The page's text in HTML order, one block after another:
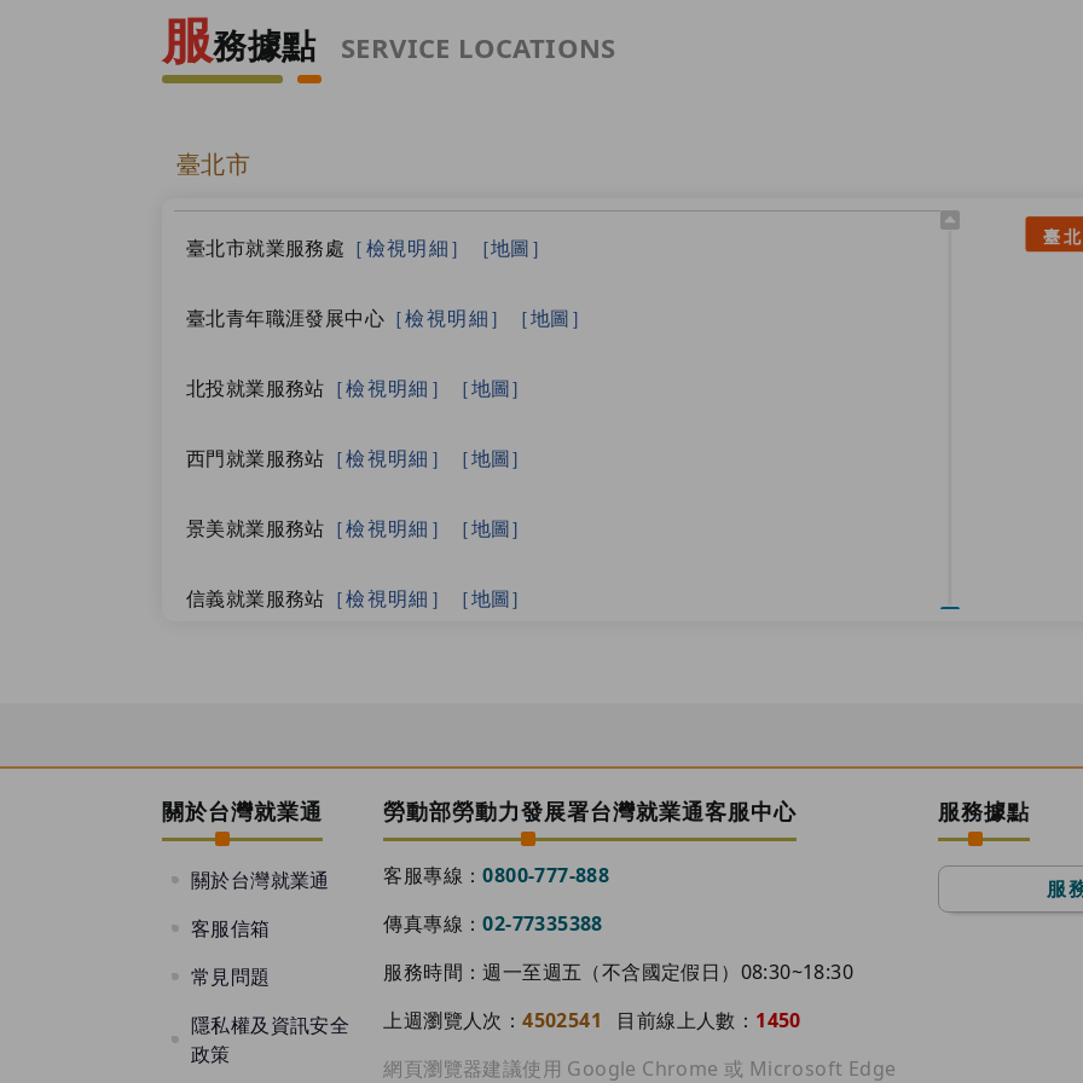
服務據點 SERVICE LOCATIONS
臺北市
臺北市就業服務處 ［檢視明細］ ［地圖］
臺北青年職涯發展中心 ［檢視明細］ ［地圖］
北投就業服務站 ［檢視明細］ ［地圖］
西門就業服務站 ［檢視明細］ ［地圖］
景美就業服務站 ［檢視明細］ ［地圖］
信義就業服務站 ［檢視明細］ ［地圖］
萬華就業服務台 ［檢視明細］［地圖］
臺北車站服務台［檢視明細］［地圖］
艋舺就業服務站(提供銀髮就業諮詢)［檢視明細］［地圖］
臺
關於台灣就業通
關於台灣就業通
客服信箱
常見問題
隱私權及資訊安全
政策
勞動部勞動力發展署台灣就業通客服中心
客服專線：0800-777-888
傳真專線：02-77335388
服務時間：週一至週五（不含國定假日）08:30~18:30
上週瀏覽人次：4502541 目前線上人數： 1450
網頁瀏覽器建議使用 Google Chrome 或 Microsoft Edge
60
服務據點
服